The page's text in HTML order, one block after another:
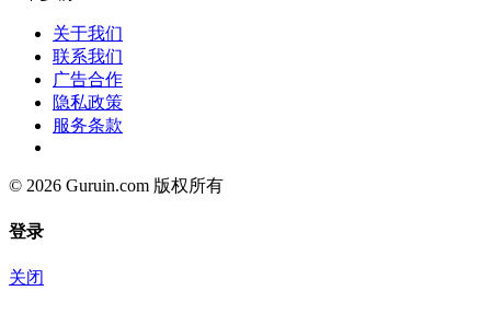
关于我们
联系我们
广告合作
隐私政策
服务条款
© 2026 Guruin.com 版权所有
登录
关闭